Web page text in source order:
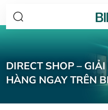
DIRECT SHOP –
HÀNG NGAY TRÊN